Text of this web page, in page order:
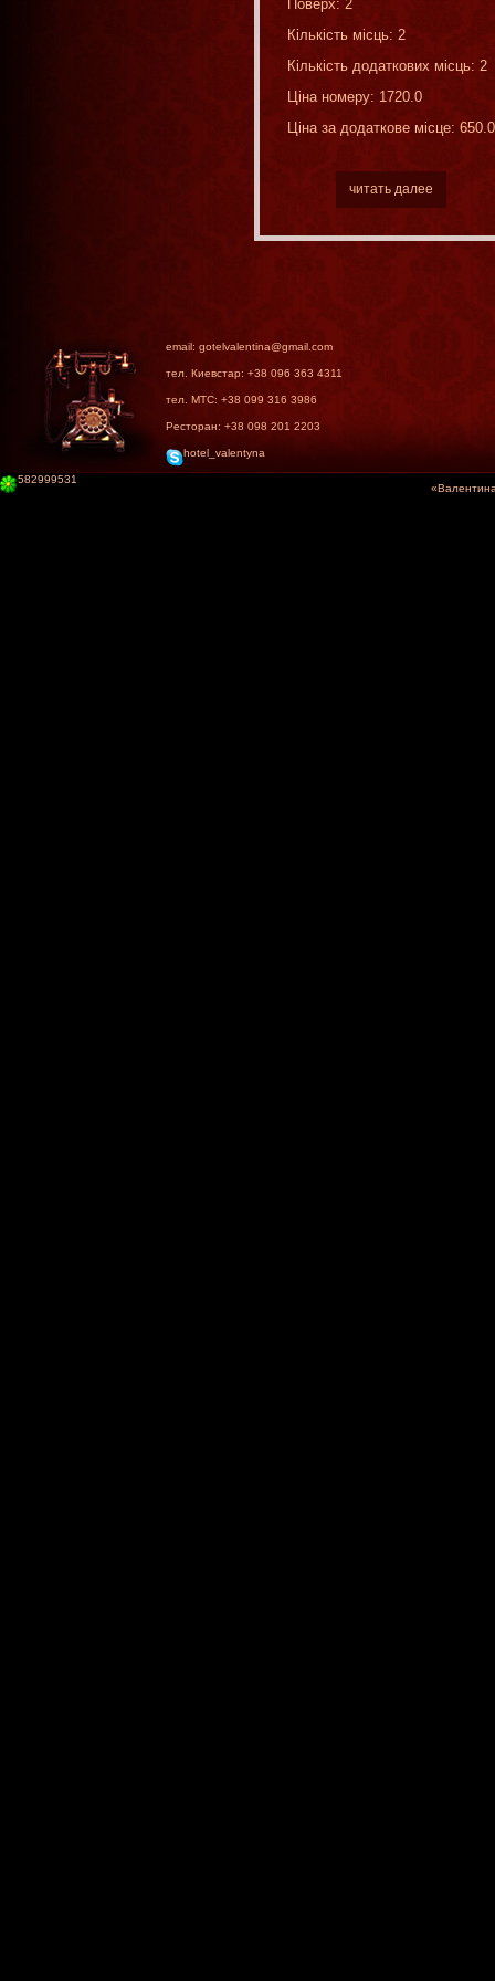
Поверх: 2
Кількість місць: 2
Кількість додаткових місць: 2
Ціна номеру: 1720.0
Ціна за додаткове місце: 650.0
читать далее
email: gotelvalentina@gmail.com
тел. Киевстар: +38 096 363 4311
тел. МТС: +38 099 316 3986
Ресторан: +38 098 201 2203
hotel_valentyna
582999531